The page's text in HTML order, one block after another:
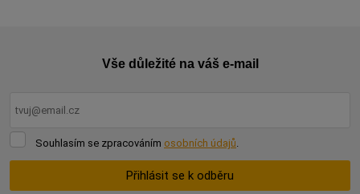
Vše důležité na váš e-mail
Souhlasím
Souhlasím se zpracováním osobních údajů
Přihlásit se k odběru